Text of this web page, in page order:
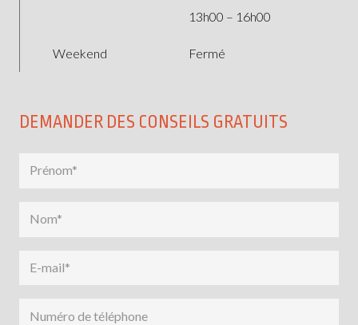
13h00 – 16h00
Weekend Fermé
DEMANDER DES CONSEILS GRATUITS